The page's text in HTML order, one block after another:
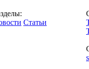
Статьи